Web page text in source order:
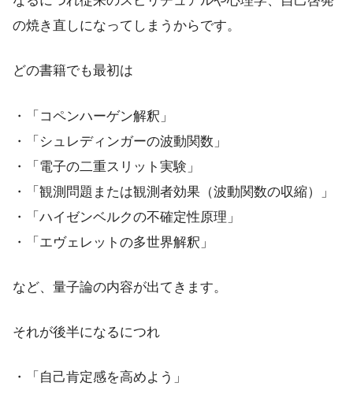
の焼き直しになってしまうからです。
どの書籍でも最初は
・「コペンハーゲン解釈」
・「シュレディンガーの波動関数」
・「電子の二重スリット実験」
・「観測問題または観測者効果（波動関数の収縮）」
・「ハイゼンベルクの不確定性原理」
・「エヴェレットの多世界解釈」
など、量子論の内容が出てきます。
それが後半になるにつれ
・「自己肯定感を高めよう」